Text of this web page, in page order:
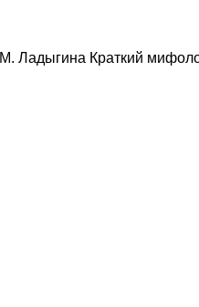
Ладыгина Краткий